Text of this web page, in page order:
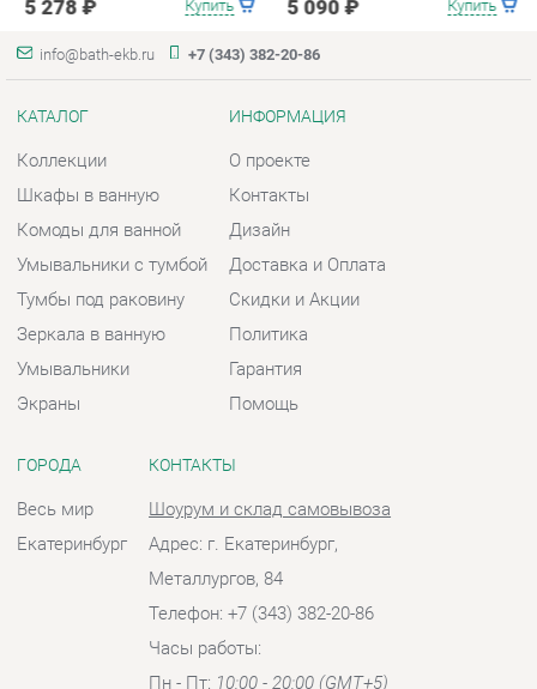
Шкафы в ванную
Комоды для ванной
Тумбы под раковину
Зеркала в ванную
Умывальники
Экраны
Контакты
Дизайн
Скидки и Акции
Политика
Гарантия
Помощь
КОНТАКТЫ
Часы работы:
Отправить сообщение
© 2009-2026 Ванная-Екатеринбург